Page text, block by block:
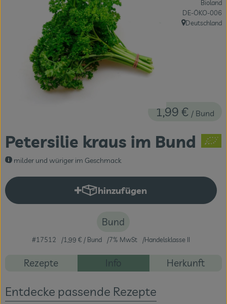
Themenwelten
Obst & Gemüse
Frischetheke
Vorratskammer
Naturdrogerie
Das Konzept
Über uns
Service
Blog
Petersilie kraus im Bund
milder und würiger im Geschmack
1,99 € / Bund
Bioland
, Kontrollstelle:
DE-ÖKO-006
, Herkunft:
Deutschland
hinzufügen
Produkt zum Warenkorb
Bund
#17512 1,99 € / Bund 7% MwSt Handelsklasse II
Rezepte Info Herkunft
Entdecke passende Rezepte